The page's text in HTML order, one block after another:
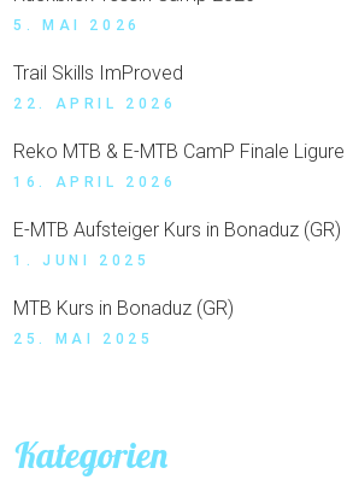
5. MAI 2026
Trail Skills ImProved
22. APRIL 2026
Reko MTB & E-MTB CamP Finale
16. APRIL 2026
E-MTB Aufsteiger Kurs in Bonaduz (GR)
1. JUNI 2025
MTB Kurs in Bonaduz (GR)
25. MAI 2025
Kategorien